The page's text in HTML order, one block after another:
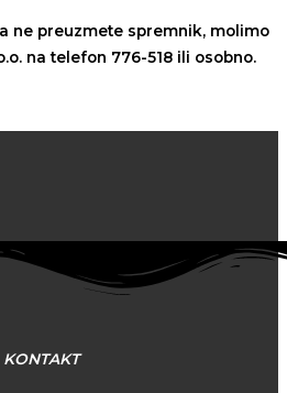
ne preuzmete spremnik, molimo
na telefon 776-518 ili osobno.
KONTAKT